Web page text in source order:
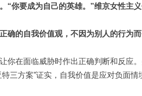
“你要成为自己的英雄。”维京女性主义
确的自我价值观，不因为别人的行为而
你在面临威胁时作出正确判断和反应
三方案”证实，自我价值是应对负面情